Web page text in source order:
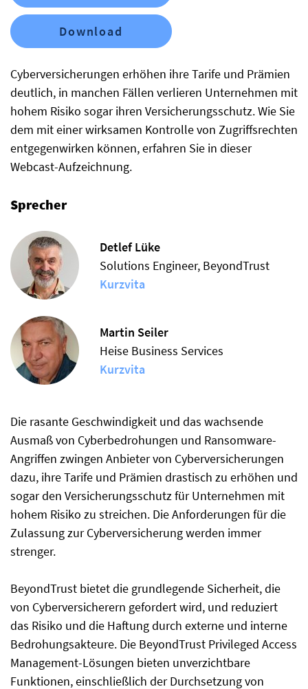
Cyberversicherungen erhöhen ihre Tarife und Prämien
deutlich, in manchen Fällen verlieren Unternehmen mit
hohem Risiko sogar ihren Versicherungsschutz. Wie Sie
dem mit einer wirksamen Kontrolle von Zugriffsrechten
entgegenwirken können, erfahren Sie in dieser
Webcast-Aufzeichnung.
Sprecher
Detlef Lüke
Solutions Engineer, BeyondTrust
Kurzvita
Martin Seiler
Heise Business Services
Kurzvita
Die rasante Geschwindigkeit und das wachsende
Ausmaß von Cyberbedrohungen und Ransomware-
Angriffen zwingen Anbieter von Cyberversicherungen
dazu, ihre Tarife und Prämien drastisch zu erhöhen und
sogar den Versicherungsschutz für Unternehmen mit
hohem Risiko zu streichen. Die Anforderungen für die
Zulassung zur Cyberversicherung werden immer
strenger.
BeyondTrust bietet die grundlegende Sicherheit, die
von Cyberversicherern gefordert wird, und reduziert
das Risiko und die Haftung durch externe und interne
Bedrohungsakteure. Die BeyondTrust Privileged Access
Management-Lösungen bieten unverzichtbare
Funktionen, einschließlich der Durchsetzung von
Download